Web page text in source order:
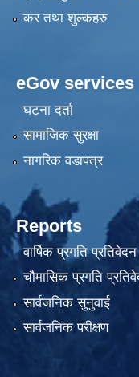
कर तथा शुल्कहरु
eGov services
घटना दर्ता
सामाजिक सुरक्षा
नागरिक वडापत्र
Reports
वार्षिक प्रगति प्रतिवेदन
चौमासिक प्रगति
सार्वजनिक सुनुवाई
सार्वजनिक परीक्षण